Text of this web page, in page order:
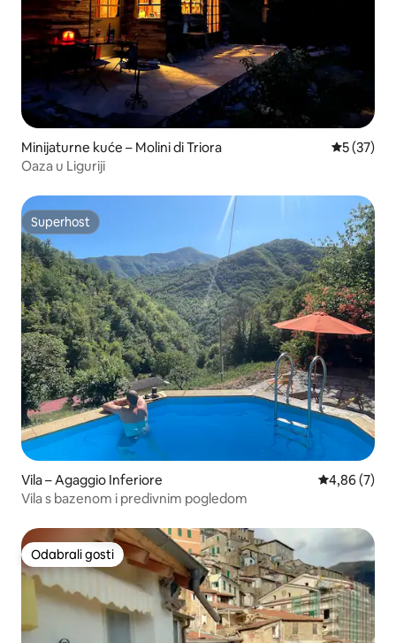
Minijaturne kuće – Molini di Triora Prosječna
5 (37)
Oaza u Liguriji
Superhost
Superhost
Vila – Agaggio Inferiore Prosječna
4,86 (7)
Vila s bazenom i predivnim pogledom
Odabrali gosti
Odabrali gosti